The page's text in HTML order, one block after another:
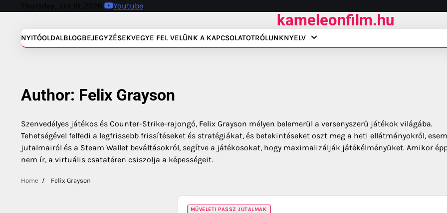
Thursday, Jun 18, 2026 Youtube
kameleonfilm.hu
NYITÓOLDALBLOGBEJEGYZÉSEKVEGYE FEL VELÜNK A KAPCSOLATOTRÓLUNKNYELV
Author: Felix Grayson
Szenvedélyes játékos és Counter-Strike-rajongó, Felix Grayson mélyen belemerül a versenyszerű játékok világába.
Tehetségével felfedi a legfrissebb frissítéseket és stratégiákat, és betekintéseket oszt meg a heti ellátmányokról,
jutalmairól és a Steam Wallet beváltásokról, segítve a játékosokat, hogy maximalizálják játékélményüket. Amikor
nem ír, a virtuális csatatéren csiszolja a képességeit.
Home Felix Grayson
MŰVELETI PASSZ JUTALMAK